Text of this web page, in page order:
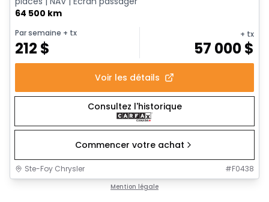
64 500 km
Par semaine + tx
212 $
+ tx
57 000$
Voir les détails
Consultez l'historique
Commencer votre achat
Ste-Foy Chrysler #F0438
Mention légale